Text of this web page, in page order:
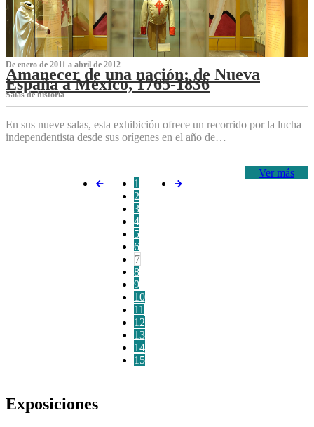
De enero de 2011 a abril de 2012
Amanecer de una nación: de Nueva
España a México, 1765-1836
Salas de historia
En sus nueve salas, esta exhibición ofrece un recorrido por la lucha
independentista desde sus orígenes en el año de…
Ver más
1
2
3
4
5
6
7
8
9
10
11
12
13
14
15
Exposiciones